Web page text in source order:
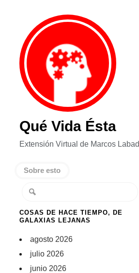
Qué Vida Ésta
Extensión Virtual de Marcos Labad
Sobre esto
COSAS DE HACE TIEMPO, DE
GALAXIAS LEJANAS
agosto 2026
julio 2026
junio 2026